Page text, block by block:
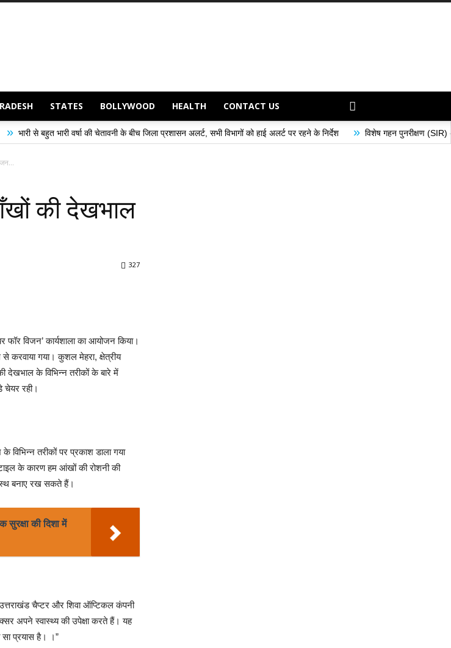
STATES BOLLYWOOD HEALTH CONTACT US
वर्षा की चेतावनी के बीच जिला प्रशासन अलर्ट, सभी विभागों को हाई अलर्ट पर रहने के निर्देश » विशेष गहन पुनरीक्षण (SIR) अभियान के अंतर्गत
की देखभाल
327
विजन’ कार्यशाला का आयोजन किया।
करवाया गया। कुशल मेहरा, क्षेत्रीय
देखभाल के विभिन्न तरीकों के बारे में
चेयर रही।
तरीकों पर प्रकाश डाला गया
के कारण हम आंखों की रोशनी की
बनाए रख सकते हैं।
सुरक्षा की दिशा में
चैप्टर और शिवा ऑप्टिकल कंपनी
अपने स्वास्थ्य की उपेक्षा करते हैं। यह
प्रयास है। ।”